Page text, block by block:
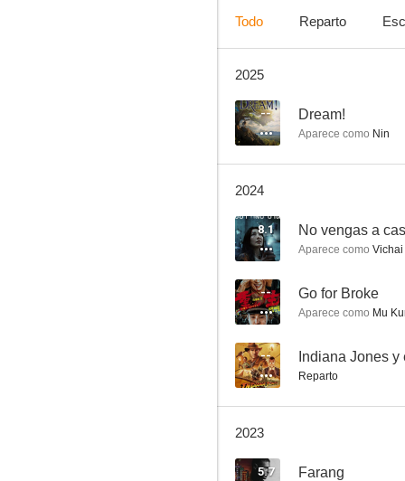
Godspeed
7.0
Todo Reparto
2025
-- Dream!
Aparece como Nin
2024
8.1 No vengas a
Aparece como Vichai
-- Go for Broke
Aparece como Mu
-- Indiana Jones
Reparto
2023
5.7 Farang